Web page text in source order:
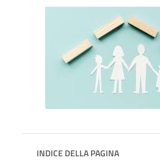
INDICE DELLA PAGINA